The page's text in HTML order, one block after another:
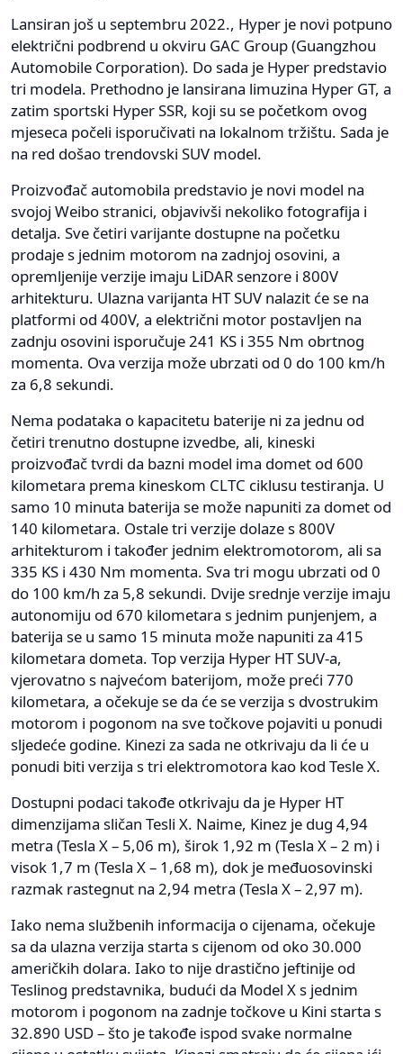
Lansiran još u septembru 2022., Hyper je novi potpuno
električni podbrend u okviru GAC Group (Guangzhou
Automobile Corporation). Do sada je Hyper predstavio
tri modela. Prethodno je lansirana limuzina Hyper GT, a
zatim sportski Hyper SSR, koji su se početkom ovog
mjeseca počeli isporučivati na lokalnom tržištu. Sada je
na red došao trendovski SUV model.
Proizvođač automobila predstavio je novi model na
svojoj Weibo stranici, objavivši nekoliko fotografija i
detalja. Sve četiri varijante dostupne na početku
prodaje s jednim motorom na zadnjoj osovini, a
opremljenije verzije imaju LiDAR senzore i 800V
arhitekturu. Ulazna varijanta HT SUV nalazit će se na
platformi od 400V, a električni motor postavljen na
zadnju osovini isporučuje 241 KS i 355 Nm obrtnog
momenta. Ova verzija može ubrzati od 0 do 100 km/h
za 6,8 sekundi.
Nema podataka o kapacitetu baterije ni za jednu od
četiri trenutno dostupne izvedbe, ali, kineski
proizvođač tvrdi da bazni model ima domet od 600
kilometara prema kineskom CLTC ciklusu testiranja. U
samo 10 minuta baterija se može napuniti za domet od
140 kilometara. Ostale tri verzije dolaze s 800V
arhitekturom i također jednim elektromotorom, ali sa
335 KS i 430 Nm momenta. Sva tri mogu ubrzati od 0
do 100 km/h za 5,8 sekundi. Dvije srednje verzije imaju
autonomiju od 670 kilometara s jednim punjenjem, a
baterija se u samo 15 minuta može napuniti za 415
kilometara dometa. Top verzija Hyper HT SUV-a,
vjerovatno s najvećom baterijom, može preći 770
kilometara, a očekuje se da će se verzija s dvostrukim
motorom i pogonom na sve točkove pojaviti u ponudi
sljedeće godine. Kinezi za sada ne otkrivaju da li će u
ponudi biti verzija s tri elektromotora kao kod Tesle X.
Dostupni podaci takođe otkrivaju da je Hyper HT
dimenzijama sličan Tesli X. Naime, Kinez je dug 4,94
metra (Tesla X – 5,06 m), širok 1,92 m (Tesla X – 2 m) i
visok 1,7 m (Tesla X – 1,68 m), dok je međuosovinski
razmak rastegnut na 2,94 metra (Tesla X – 2,97 m).
Iako nema službenih informacija o cijenama, očekuje
sa da ulazna verzija starta s cijenom od oko 30.000
američkih dolara. Iako to nije drastično jeftinije od
Teslinog predstavnika, budući da Model X s jednim
motorom i pogonom na zadnje točkove u Kini starta s
32.890 USD – što je takođe ispod svake normalne